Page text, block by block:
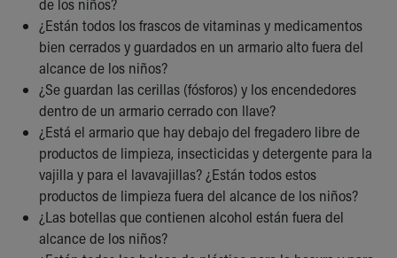
Our Culture of Caring
Newsroom
Our Leadership
Quality and Patient Safety
Unity and Engagement
Women's Board
Our History
More childhood, please.™
Cincinnati Children's
Your Visit
MyChart Telehealth Visits
Directions
de los niños?
¿Están todos los frascos de vitaminas y medicamentos
bien cerrados y guardados en un armario alto fuera del
alcance de los niños?
¿Se guardan las cerillas (fósforos) y los encendedores
dentro de un armario cerrado con llave?
¿Está el armario que hay debajo del fregadero libre de
productos de limpieza, insecticidas y detergente para la
vajilla y para el lavavajillas? ¿Están todos estos
productos de limpieza fuera del alcance de los niños?
¿Las botellas que contienen alcohol están fuera del
alcance de los niños?